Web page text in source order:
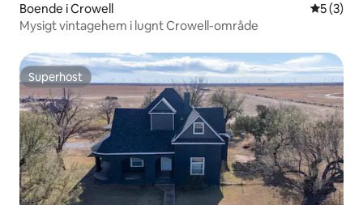
Boende i Crowell 5 av 5 i
5 (3)
Mysigt vintagehem i lugnt Crowell-område
Superhost
Superhost